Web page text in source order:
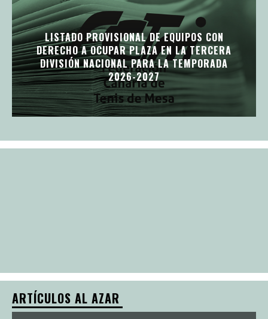
LISTADO PROVISIONAL DE EQUIPOS CON
DERECHO A OCUPAR PLAZA EN LA TERCERA
DIVISIÓN NACIONAL PARA LA TEMPORADA
2026-2027
ARTÍCULOS AL AZAR